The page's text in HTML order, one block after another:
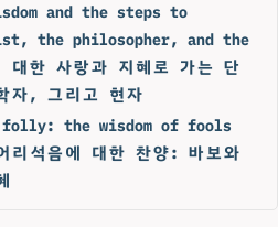
and the steps to
the philosopher, and the
대한 사랑과 지혜로 가는 단
자, 그리고 현자
the wisdom of fools
리석음에 대한 찬양: 바보와